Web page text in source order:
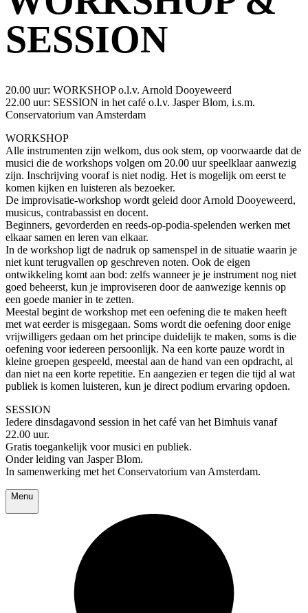
SESSION
20.00 uur: WORKSHOP o.l.v. Arnold Dooyeweerd
22.00 uur: SESSION in het café o.l.v. Jasper Blom, i.s.m.
Conservatorium van Amsterdam
WORKSHOP
Alle instrumenten zijn welkom, dus ook stem, op voorwaarde dat de
musici die de workshops volgen om 20.00 uur speelklaar aanwezig
zijn. Inschrijving vooraf is niet nodig. Het is mogelijk om eerst te
komen kijken en luisteren als bezoeker.
De improvisatie-workshop wordt geleid door Arnold Dooyeweerd,
musicus, contrabassist en docent.
Beginners, gevorderden en reeds-op-podia-spelenden werken met
elkaar samen en leren van elkaar.
In de workshop ligt de nadruk op samenspel in de situatie waarin je
niet kunt terugvallen op geschreven noten. Ook de eigen
ontwikkeling komt aan bod: zelfs wanneer je je instrument nog niet
goed beheerst, kun je improviseren door de aanwezige kennis op
een goede manier in te zetten.
Meestal begint de workshop met een oefening die te maken heeft
met wat eerder is misgegaan. Soms wordt die oefening door enige
vrijwilligers gedaan om het principe duidelijk te maken, soms is die
oefening voor iedereen persoonlijk. Na een korte pauze wordt in
kleine groepen gespeeld, meestal aan de hand van een opdracht, al
dan niet na een korte repetitie. En aangezien er tegen die tijd al wat
publiek is komen luisteren, kun je direct podium ervaring opdoen.
SESSION
Iedere dinsdagavond session in het café van het Bimhuis vanaf
22.00 uur.
Gratis toegankelijk voor musici en publiek.
Onder leiding van Jasper Blom.
In samenwerking met het Conservatorium van Amsterdam.
Menu